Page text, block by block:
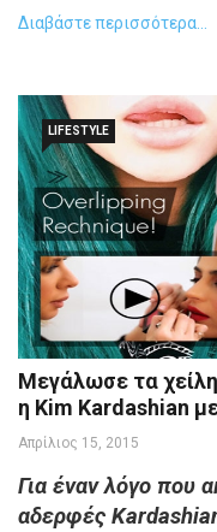
Διαβάστε περισσότερα...
LIFESTYLE
Μεγάλωσε τα
η Kim Kardashian
Απρίλιος 15, 2015
Για έναν λόγο που
αδερφές